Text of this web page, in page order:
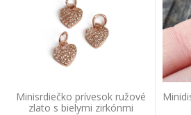
Minisrdiečko prívesok ružové
zlato s bielymi zirkónmi